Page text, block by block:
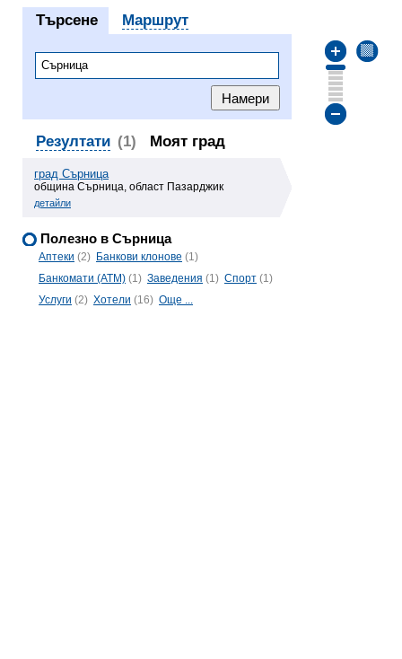
Търсене Маршрут
Резултати (1) Моят град
град Сърница
община Сърница, област Пазарджик
детайли
Полезно в Сърница
Аптеки (2) Банкови клонове (1)
Банкомати (ATM) (1) Заведения (1) Спорт (1)
Услуги (2) Хотели (16) Още ...